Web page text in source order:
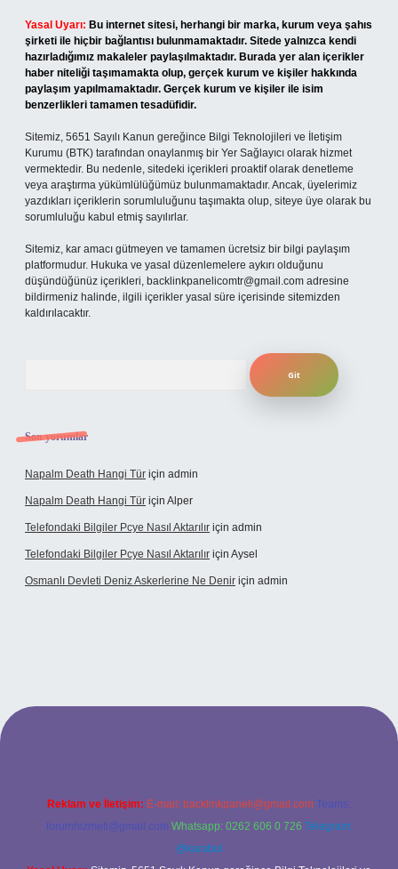
Yasal Uyarı: Bu internet sitesi, herhangi bir marka, kurum veya şahıs
şirketi ile hiçbir bağlantısı bulunmamaktadır. Sitede yalnızca kendi
hazırladığımız makaleler paylaşılmaktadır. Burada yer alan içerikler
haber niteliği taşımamakta olup, gerçek kurum ve kişiler hakkında
paylaşım yapılmamaktadır. Gerçek kurum ve kişiler ile isim
benzerlikleri tamamen tesadüfidir.
Sitemiz, 5651 Sayılı Kanun gereğince Bilgi Teknolojileri ve İletişim
Kurumu (BTK) tarafından onaylanmış bir Yer Sağlayıcı olarak hizmet
vermektedir. Bu nedenle, sitedeki içerikleri proaktif olarak denetleme
veya araştırma yükümlülüğümüz bulunmamaktadır. Ancak, üyelerimiz
yazdıkları içeriklerin sorumluluğunu taşımakta olup, siteye üye olarak bu
sorumluluğu kabul etmiş sayılırlar.
Sitemiz, kar amacı gütmeyen ve tamamen ücretsiz bir bilgi paylaşım
platformudur. Hukuka ve yasal düzenlemelere aykırı olduğunu
düşündüğünüz içerikleri, backlinkpanelicomtr@gmail.com adresine
bildirmeniz halinde, ilgili içerikler yasal süre içerisinde sitemizden
kaldırılacaktır.
Son yorumlar
Napalm Death Hangi Tür için admin
Napalm Death Hangi Tür için Alper
Telefondaki Bilgiler Pcye Nasıl Aktarılır için admin
Telefondaki Bilgiler Pcye Nasıl Aktarılır için Aysel
Osmanlı Devleti Deniz Askerlerine Ne Denir için admin
giriş
Reklam ve İletişim: E-mail: backlinkpaneli@gmail.com Teams:
forumhizmeti@gmail.com Whatsapp: 0262 606 0 726 Telegram:
@karabul